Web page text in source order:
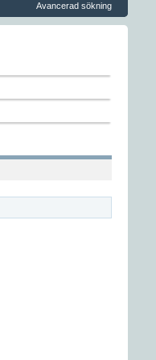
Avancerad sökning